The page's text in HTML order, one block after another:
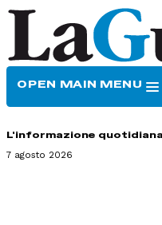
OPEN MAIN MENU
L'informazione
7 agosto 2026